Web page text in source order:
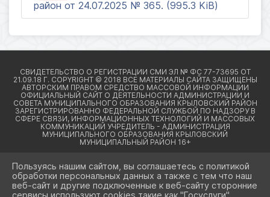
район от 24.07.2025 № 365. (995.3 KiB)
2026 Г. КРЫЛОВСКИЙРАЙОН23.РФ
Пользуясь нашим сайтом, вы соглашаетесь с политикой
обработки персональных данных а также с тем что наш
веб-сайт и другие подключенные к веб-сайту сторонние
сервисы используют cookies такие как "Госуслуги",